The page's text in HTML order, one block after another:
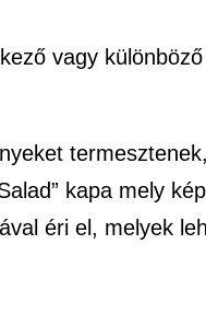
vagy
kapa mely
éri el, melyek